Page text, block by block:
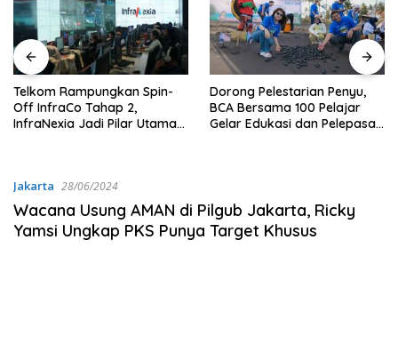
Telkom Rampungkan Spin-
Off InfraCo Tahap 2,
InfraNexia Jadi Pilar Utama
Dorong Pelestarian Penyu,
BCA Bersama 100 Pelajar
Gelar Edukasi dan Pelepasan
Jakarta 28/06/2024
Wacana Usung AMAN di Pilgub Jakarta, Ricky
Yamsi Ungkap PKS Punya Target Khusus